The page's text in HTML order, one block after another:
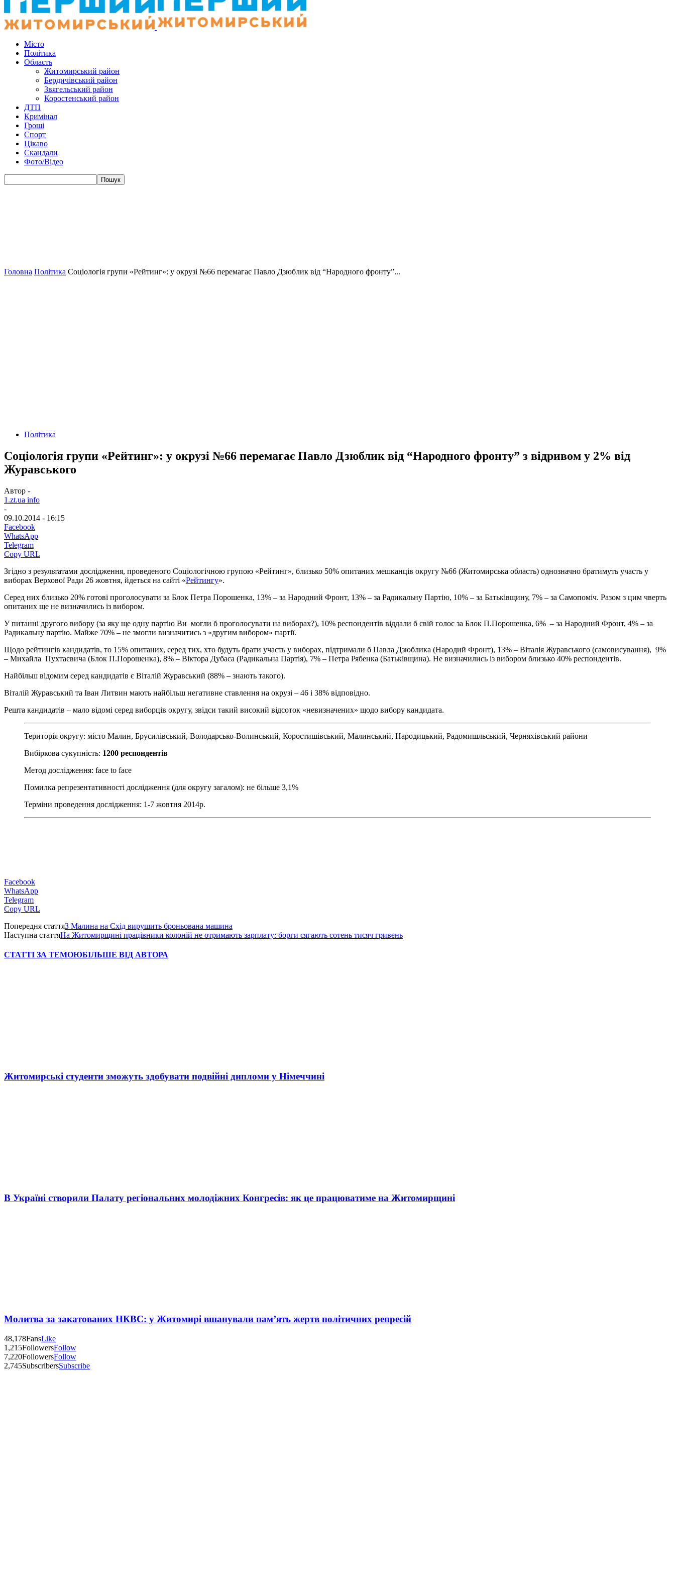
Місто
Політика
Область
Житомирський район
Бердичівський район
Звягельський район
Коростенський район
ДТП
Кримінал
Гроші
Спорт
Цікаво
Скандали
Фото/Відео
Головна Політика Соціологія групи «Рейтинг»: у окрузі №66 перемагає Павло Дзюблик від “Народного фронту”...
Політика
Соціологія групи «Рейтинг»: у окрузі №66 перемагає Павло Дзюблик від “Народного фронту” з відривом у 2% від
Журавського
Автор -
1.zt.ua info
-
09.10.2014 - 16:15
Facebook
WhatsApp
Telegram
Copy URL
Згідно з результатами дослідження, проведеного Соціологічною групою «Рейтинг», близько 50% опитаних мешканців округу №66 (Житомирська область) однозначно братимуть участь у
виборах Верхової Ради 26 жовтня, йдеться на сайті «Рейтингу».
Серед них близько 20% готові проголосувати за Блок Петра Порошенка, 13% – за Народний Фронт, 13% – за Радикальну Партію, 10% – за Батьківщину, 7% – за Самопоміч. Разом з цим чверть
опитаних ще не визначились із вибором.
У питанні другого вибору (за яку ще одну партію Ви могли б проголосувати на виборах?), 10% респондентів віддали б свій голос за Блок П.Порошенка, 6% – за Народний Фронт, 4% – за
Радикальну партію. Майже 70% – не змогли визначитись з «другим вибором» партії.
Щодо рейтингів кандидатів, то 15% опитаних, серед тих, хто будуть брати участь у виборах, підтримали б Павла Дзюблика (Народий Фронт), 13% – Віталія Журавського (самовисування), 9%
– Михайла Пухтаєвича (Блок П.Порошенка), 8% – Віктора Дубаса (Радикальна Партія), 7% – Петра Рябенка (Батьківщина). Не визначились із вибором близько 40% респондентів.
Найбільш відомим серед кандидатів є Віталій Журавський (88% – знають такого).
Віталій Журавський та Іван Литвин мають найбільш негативне ставлення на окрузі – 46 і 38% відповідно.
Решта кандидатів – мало відомі серед виборців округу, звідси такий високий відсоток «невизначених» щодо вибору кандидата.
Територія округу: місто Малин, Брусилівський, Володарсько-Волинський, Коростишівський, Малинський, Народицький, Радомишльський, Черняхівський райони
Вибіркова сукупність: 1200 респондентів
Метод дослідження: face to face
Помилка репрезентативності дослідження (для округу загалом): не більше 3,1%
Терміни проведення дослідження: 1-7 жовтня 2014р.
Facebook
WhatsApp
Telegram
Copy URL
Попередня статтяЗ Малина на Схід вирушить броньована машина
Наступна статтяНа Житомирщині працівники колоній не отримають зарплату: борги сягають сотень тисяч гривень
СТАТТІ ЗА ТЕМОЮБІЛЬШЕ ВІД АВТОРА
Житомирські студенти зможуть здобувати подвійні дипломи у Німеччині
В Україні створили Палату регіональних молодіжних Конгресів: як це працюватиме на Житомирщині
Молитва за закатованих НКВС: у Житомирі вшанували пам’ять жертв політичних репресій
48,178FansLike
1,215FollowersFollow
7,220FollowersFollow
2,745SubscribersSubscribe